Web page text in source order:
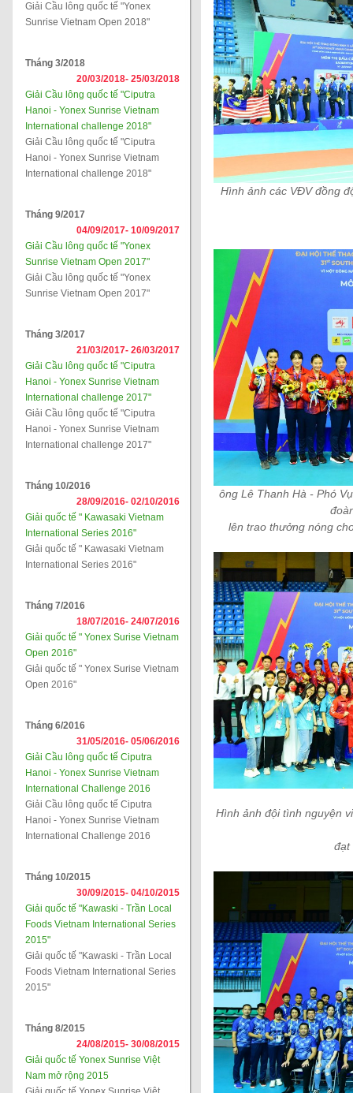
Giải Cầu lông quốc tế "Yonex
Sunrise Vietnam Open 2018"
Tháng 3/2018
20/03/2018- 25/03/2018
Giải Cầu lông quốc tế "Ciputra
Hanoi - Yonex Sunrise Vietnam
International challenge 2018"
Giải Cầu lông quốc tế "Ciputra
Hanoi - Yonex Sunrise Vietnam
International challenge 2018"
Tháng 9/2017
04/09/2017- 10/09/2017
Giải Cầu lông quốc tế "Yonex
Sunrise Vietnam Open 2017"
Giải Cầu lông quốc tế "Yonex
Sunrise Vietnam Open 2017"
Tháng 3/2017
21/03/2017- 26/03/2017
Giải Cầu lông quốc tế "Ciputra
Hanoi - Yonex Sunrise Vietnam
International challenge 2017"
Giải Cầu lông quốc tế "Ciputra
Hanoi - Yonex Sunrise Vietnam
International challenge 2017"
Tháng 10/2016
28/09/2016- 02/10/2016
Giải quốc tế " Kawasaki Vietnam
International Series 2016"
Giải quốc tế " Kawasaki Vietnam
International Series 2016"
Tháng 7/2016
18/07/2016- 24/07/2016
Giải quốc tế " Yonex Surise Vietnam
Open 2016"
Giải quốc tế " Yonex Surise Vietnam
Open 2016"
Tháng 6/2016
31/05/2016- 05/06/2016
Giải Cầu lông quốc tế Ciputra
Hanoi - Yonex Sunrise Vietnam
International Challenge 2016
Giải Cầu lông quốc tế Ciputra
Hanoi - Yonex Sunrise Vietnam
International Challenge 2016
Tháng 10/2015
30/09/2015- 04/10/2015
Giải quốc tế "Kawaski - Trần Local
Foods Vietnam International Series
2015"
Giải quốc tế "Kawaski - Trần Local
Foods Vietnam International Series
2015"
Tháng 8/2015
24/08/2015- 30/08/2015
Giải quốc tế Yonex Sunrise Việt
Nam mở rộng 2015
Hình ảnh các VĐV đồng
ông Lê Thanh Hà - Phó
lên trao thưởng nóng
Hình ảnh đội tình nguyện